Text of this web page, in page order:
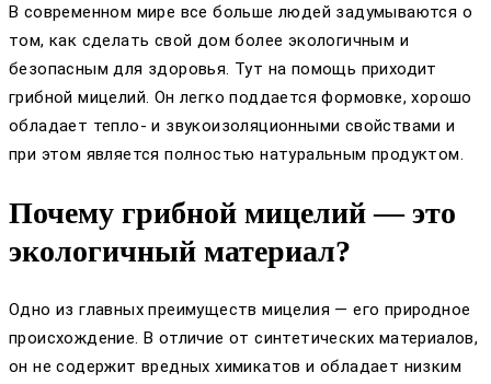
В современном мире все больше людей задумываются о
том, как сделать свой дом более экологичным и
безопасным для здоровья. Тут на помощь приходит
грибной мицелий. Он легко поддается формовке, хорошо
обладает тепло- и звукоизоляционными свойствами и
при этом является полностью натуральным продуктом.
Почему грибной мицелий — это
экологичный материал?
Одно из главных преимуществ мицелия — его природное
происхождение. В отличие от синтетических материалов,
он не содержит вредных химикатов и обладает низким